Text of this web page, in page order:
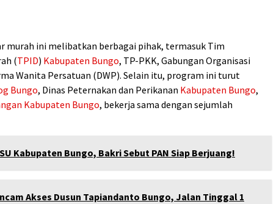
murah ini melibatkan berbagai pihak, termasuk Tim
(TPID) Kabupaten Bungo, TP-PKK, Gabungan Organisasi
Wanita Persatuan (DWP). Selain itu, program ini turut
Bungo, Dinas Peternakan dan Perikanan Kabupaten Bungo,
Kabupaten Bungo, bekerja sama dengan sejumlah
Kabupaten Bungo, Bakri Sebut PAN Siap Berjuang!
Akses Dusun Tapiandanto Bungo, Jalan Tinggal 1